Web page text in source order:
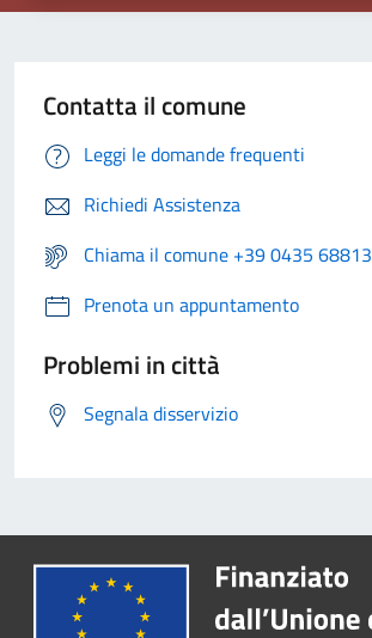
Contatta il comune
Leggi le domande frequenti
Richiedi Assistenza
Chiama il comune +39 0435 68813
Prenota un appuntamento
Problemi in città
Segnala disservizio